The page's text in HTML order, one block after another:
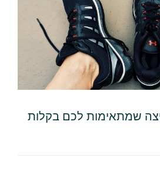
שמתאימות לכם בקלות